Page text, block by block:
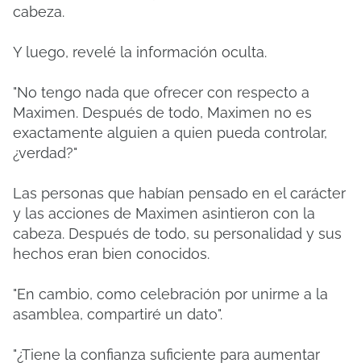
cabeza.
Y luego, revelé la información oculta.
"No tengo nada que ofrecer con respecto a
Maximen. Después de todo, Maximen no es
exactamente alguien a quien pueda controlar,
¿verdad?"
Las personas que habían pensado en el carácter
y las acciones de Maximen asintieron con la
cabeza. Después de todo, su personalidad y sus
hechos eran bien conocidos.
"En cambio, como celebración por unirme a la
asamblea, compartiré un dato".
"¿Tiene la confianza suficiente para aumentar